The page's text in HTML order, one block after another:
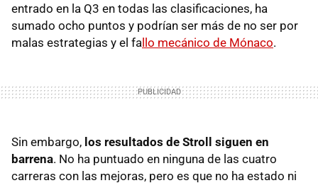
entrado en la Q3 en todas las clasificaciones, ha
sumado ocho puntos y podrían ser más de no ser por
malas estrategias y el fallo mecánico de Mónaco.
Sin embargo, los resultados de Stroll siguen en
barrena. No ha puntuado en ninguna de las cuatro
carreras con las mejoras, pero es que no ha estado ni